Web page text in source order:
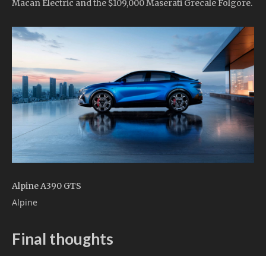
Macan Electric and the $109,000 Maserati Grecale Folgore.
Alpine A390 GTS
Alpine
Final thoughts